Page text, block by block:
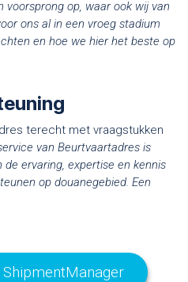
voorsprong op, waar ook wij van
ons al in een vroeg stadium
en hoe we hier het beste op
terecht met vraagstukken
van Beurtvaartadres is
ervaring, expertise en kennis
op douanegebied. Een